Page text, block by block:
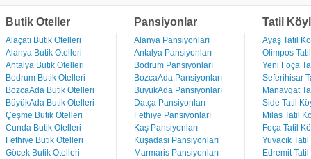
Butik Oteller
Alaçatı Butik Otelleri
Alanya Butik Otelleri
Antalya Butik Otelleri
Bodrum Butik Otelleri
BozcaAda Butik Otelleri
BüyükAda Butik Otelleri
Çeşme Butik Otelleri
Cunda Butik Otelleri
Fethiye Butik Otelleri
Göcek Butik Otelleri
Pansiyonlar
Alanya Pansiyonları
Antalya Pansiyonları
Bodrum Pansiyonları
BozcaAda Pansiyonları
BüyükAda Pansiyonları
Datça Pansiyonları
Fethiye Pansiyonları
Kaş Pansiyonları
Kuşadasi Pansiyonları
Marmaris Pansiyonları
Tatil
Ayaş Tatil
Olimpos
Yeni Foça
Seferihisar
Manavgat
Side Tatil
Milas Tatil
Foça Tatil
Yuvacık
Edremit